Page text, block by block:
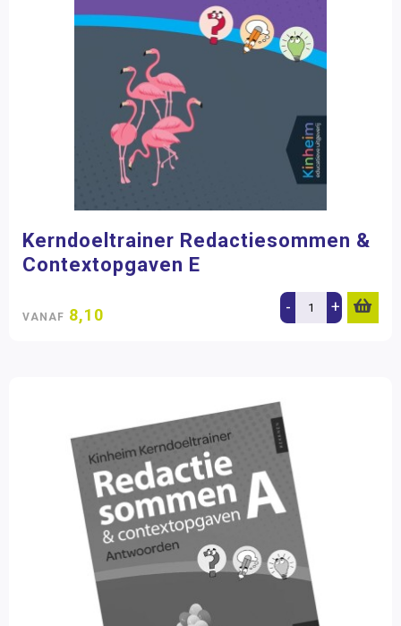
Kerndoeltrainer Redactiesommen &
Contextopgaven E
VANAF 8,10 - +